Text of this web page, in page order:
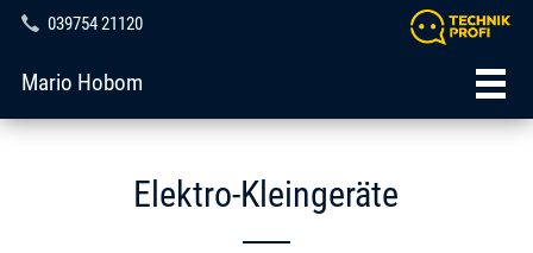
039754 21120
Mario Hobom
Elektro-Kleingeräte